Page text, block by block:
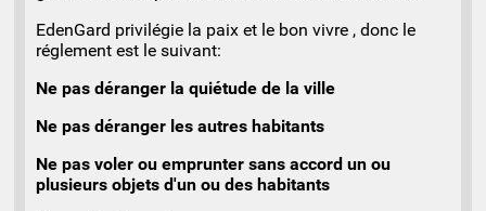
EdenGard privilégie la paix et le bon vivre , donc le
réglement est le suivant:
Ne pas déranger la quiétude de la ville
Ne pas déranger les autres habitants
Ne pas voler ou emprunter sans accord un ou
plusieurs objets d'un ou des habitants